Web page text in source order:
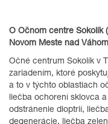
O Očnom centre Sokolík
Novom Meste nad Váhom
Očné centrum Sokolík v
zariadením, ktoré
a to v týchto oblastiach
liečba ochorení sklovca
odstránenie dioptrií,